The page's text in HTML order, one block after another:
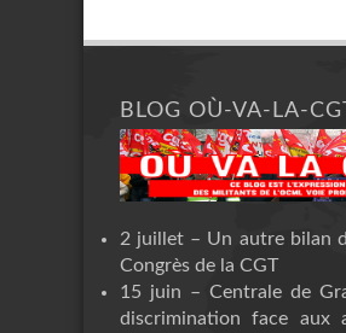
BLOG OÙ-VA-LA-
2 juillet – Un autre bilan
Congrès de la CGT
15 juin – Centrale de
discrimination face aux